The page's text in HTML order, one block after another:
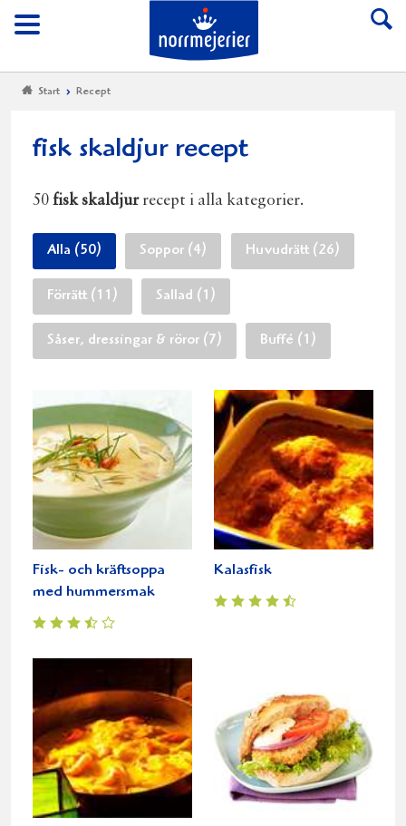
Meny
Till Norrmejerier
Start Recept
fisk skaldjur recept
50 fisk skaldjurrecept i alla kategorier.
Alla (50) Soppor (4) Huvudrätt (26)
Förrätt (11) Sallad (1)
Såser, dressingar & röror (7) Buffé (1)
Fisk- och kräftsoppa
med hummersmak
Kalasfisk